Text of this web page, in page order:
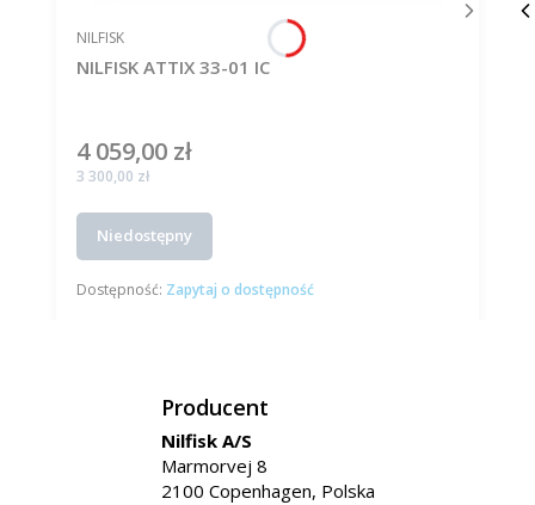
NILFISK ATTIX 33-01 IC
PRODUCENT
NILFISK
Cena
4 059,00 zł
Cena
3 300,00 zł
Niedostępny
Dostępność: Zapytaj o dostępność
Producent
Nilfisk A/S
Marmorvej 8
2100 Copenhagen, Polska